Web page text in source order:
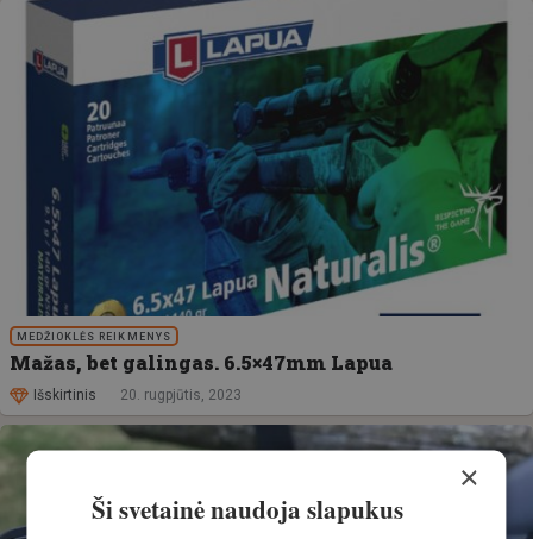
MEDŽIOKLĖS REIKMENYS
Mažas, bet galingas. 6.5×47mm Lapua
Išskirtinis 20. rugpjūtis, 2023
×
Ši svetainė naudoja slapukus